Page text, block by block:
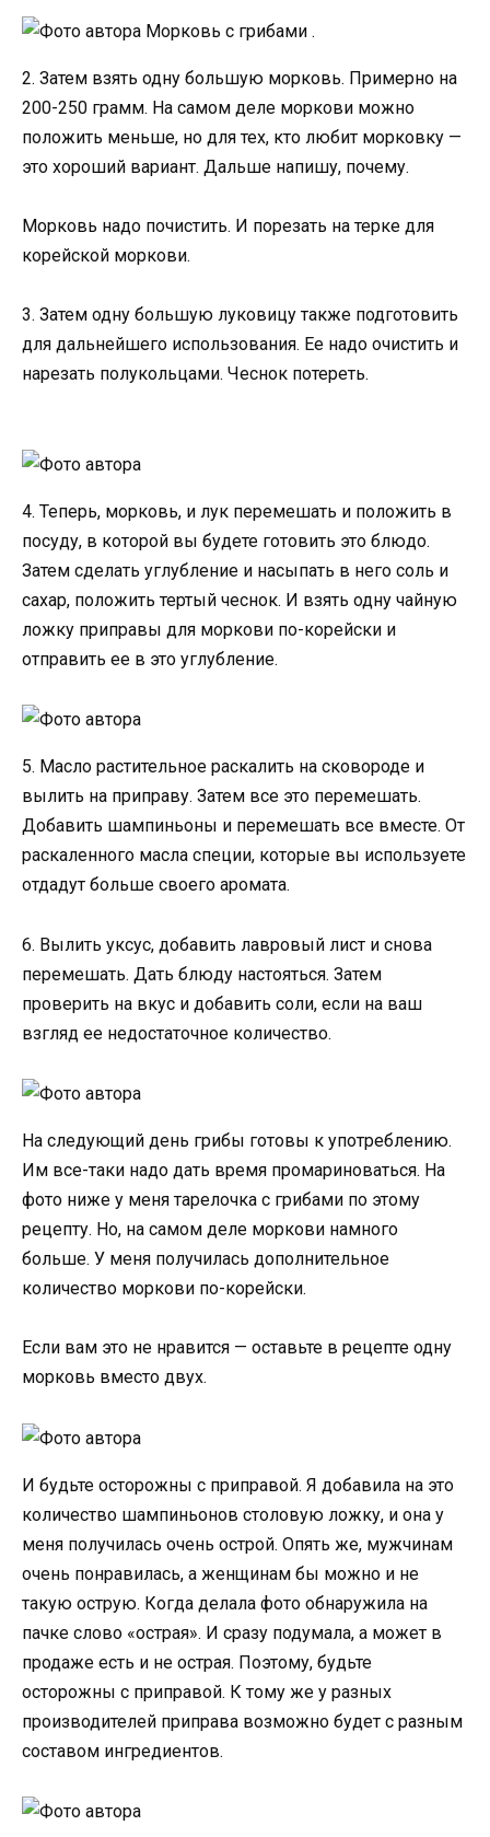
2. Затем взять одну большую морковь. Примерно на
200-250 грамм. На самом деле моркови можно
положить меньше, но для тех, кто любит морковку —
это хороший вариант. Дальше напишу, почему.
Морковь надо почистить. И порезать на терке для
корейской моркови.
3. Затем одну большую луковицу также подготовить
для дальнейшего использования. Ее надо очистить и
нарезать полукольцами. Чеснок потереть.
4. Теперь, морковь, и лук перемешать и положить в
посуду, в которой вы будете готовить это блюдо.
Затем сделать углубление и насыпать в него соль и
сахар, положить тертый чеснок. И взять одну чайную
ложку приправы для моркови по-корейски и
отправить ее в это углубление.
5. Масло растительное раскалить на сковороде и
вылить на приправу. Затем все это перемешать.
Добавить шампиньоны и перемешать все вместе. От
раскаленного масла специи, которые вы используете
отдадут больше своего аромата.
6. Вылить уксус, добавить лавровый лист и снова
перемешать. Дать блюду настояться. Затем
проверить на вкус и добавить соли, если на ваш
взгляд ее недостаточное количество.
На следующий день грибы готовы к употреблению.
Им все-таки надо дать время промариноваться. На
фото ниже у меня тарелочка с грибами по этому
рецепту. Но, на самом деле моркови намного
больше. У меня получилась дополнительное
количество моркови по-корейски.
Если вам это не нравится — оставьте в рецепте одну
морковь вместо двух.
И будьте осторожны с приправой. Я добавила на это
количество шампиньонов столовую ложку, и она у
меня получилась очень острой. Опять же, мужчинам
очень понравилась, а женщинам бы можно и не
такую острую. Когда делала фото обнаружила на
пачке слово «острая». И сразу подумала, а может в
продаже есть и не острая. Поэтому, будьте
осторожны с приправой. К тому же у разных
производителей приправа возможно будет с разным
составом ингредиентов.